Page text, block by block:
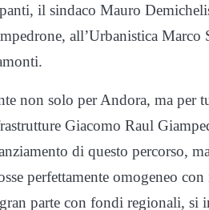
il sindaco Mauro
all’Urbanistica
non solo per Andora, ma per
Giacomo Raul
di questo percorso,
perfettamente omogeneo
parte con fondi regionali, si